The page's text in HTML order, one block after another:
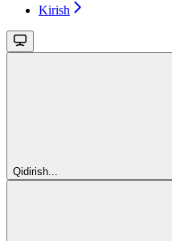
Kirish
Qidirish...